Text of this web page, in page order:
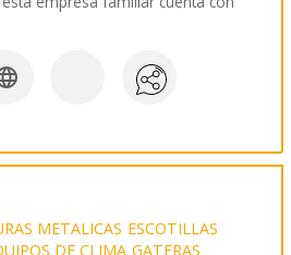
METALICAS ESCOTILLAS
DE CLIMA GATERAS